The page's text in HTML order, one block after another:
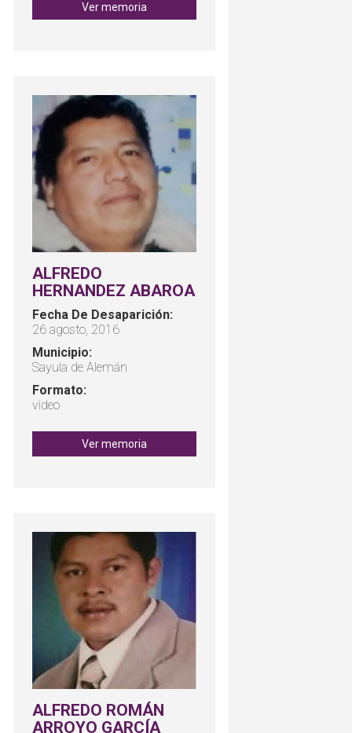
Ver memoria
ALFREDO
HERNANDEZ ABAROA
Fecha De Desaparición:
26 agosto, 2016
Municipio:
Sayula de Alemán
Formato:
video
Ver memoria
ALFREDO ROMÁN
ARROYO GARCÍA